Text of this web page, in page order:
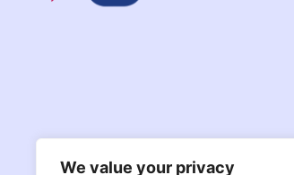
We value your privacy